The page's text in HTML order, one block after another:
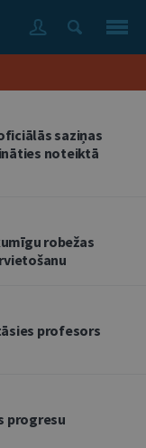
saziņas
noteiktā
robežas
profesors
progresu